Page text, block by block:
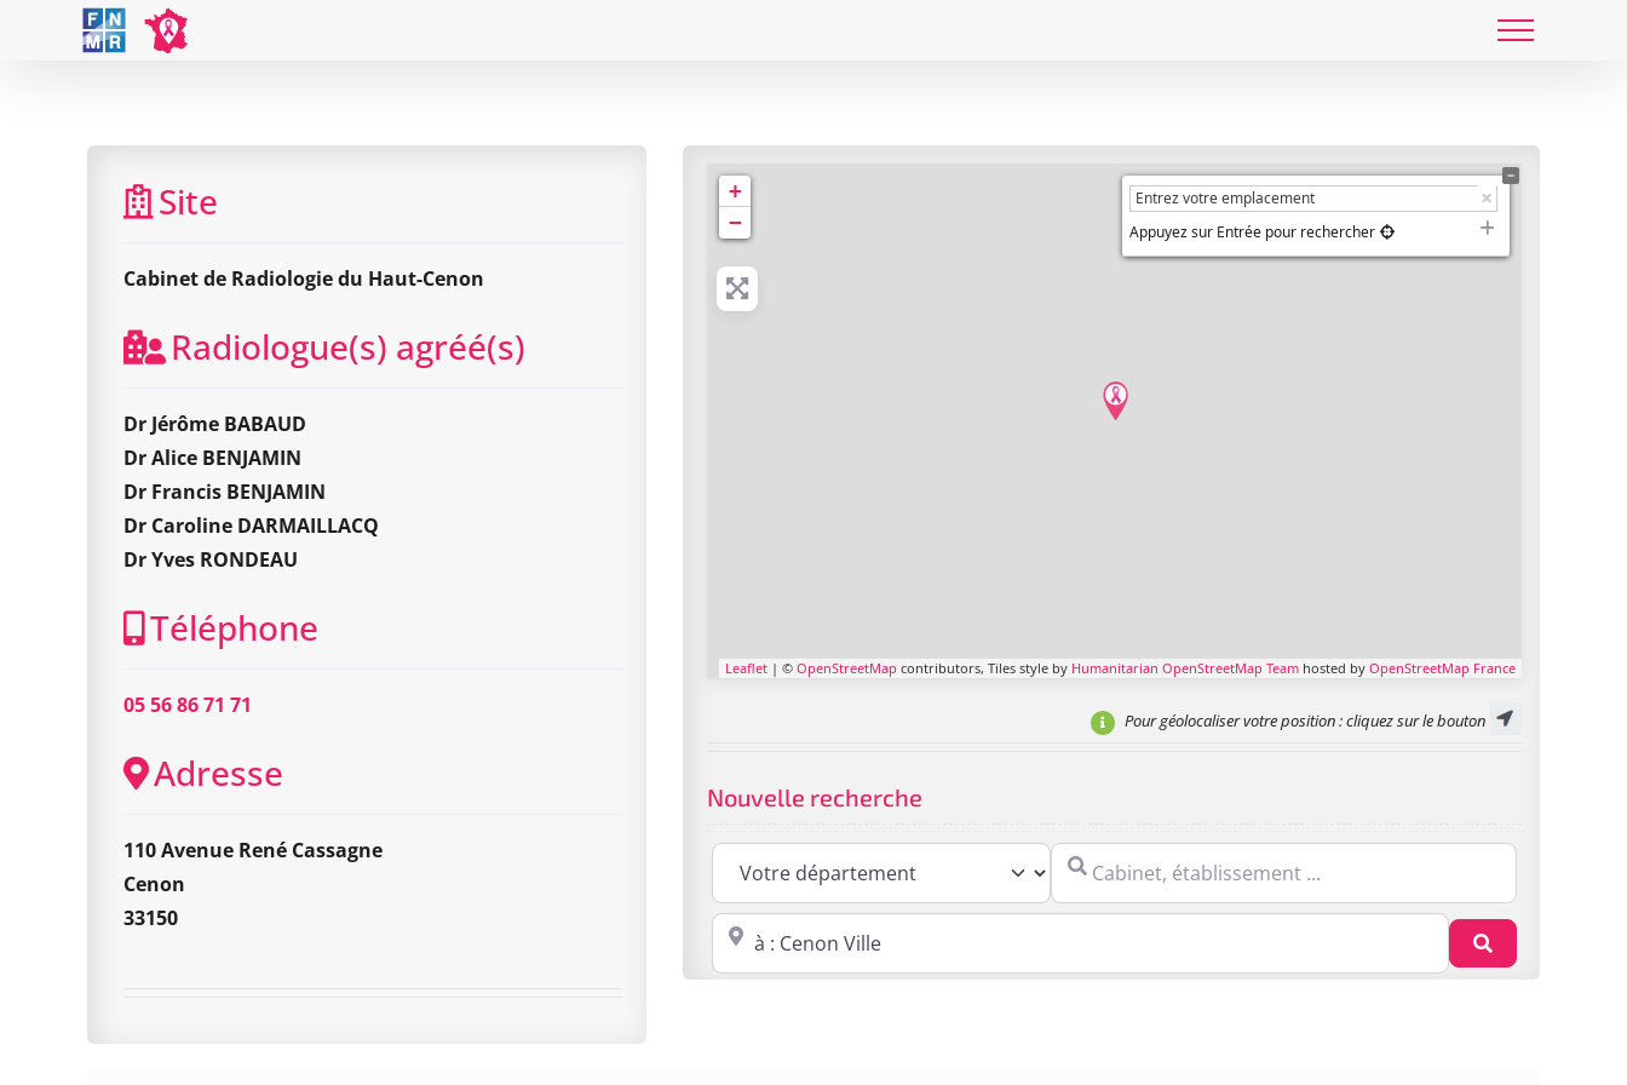
Site
Cabinet de Radiologie du Haut-Cenon
Radiologue(s) agréé(s)
Dr Jérôme BABAUD
Dr Alice BENJAMIN
Dr Francis BENJAMIN
Dr Caroline DARMAILLACQ
Dr Yves RONDEAU
Téléphone
05 56 86 71 71
Adresse
110 Avenue René Cassagne
Cenon
33150
+
−
Appuyez sur Entrée pour rechercher
Leaflet | © OpenStreetMap contributors, Tiles style by Humanitarian OpenStreetMap Team hosted by OpenStreetMap France
Pour géolocaliser votre position: cliquez sur le bouton
Nouvelle recherche
Cabinet, établissement ...
Proche de : ville, cp, lieu ... Recherche